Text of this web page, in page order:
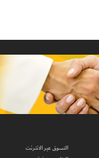
التسوق عبر الانترنت